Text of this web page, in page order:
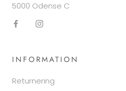
5000 Odense C
INFORMATION
Returnering